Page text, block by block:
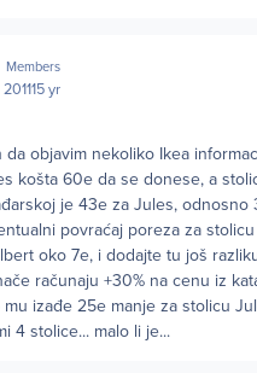
Members
15 yr
da objavim nekoliko Ikea
košta 60e da se donese, a
je 43e za Jules, odnosno
povraćaj poreza za
oko 7e, i dodajte tu još
računaju +30% na cenu iz
izađe 25e manje za stolicu
4 stolice... malo li je...